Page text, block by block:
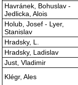
Havránek, Bohuslav -
Jedlicka, Alois
Holub, Josef - Lyer,
Stanislav
Hradsky, L.
Hradsky, Ladislav
Just, Vladimir
Klégr, Ales